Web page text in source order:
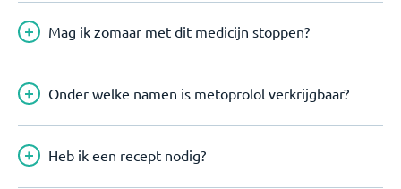
Mag ik zomaar met dit medicijn stoppen?
Onder welke namen is metoprolol verkrijgbaar?
Heb ik een recept nodig?